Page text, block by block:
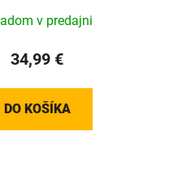
v predajni
34,99 €
DO KOŠÍKA